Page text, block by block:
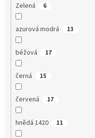
Zelená 6
azurová modrá 13
béžová 17
černá 15
červená 17
hnědá 1420 11